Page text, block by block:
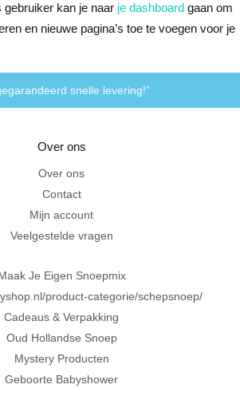
kan je naar je dashboard gaan om
en nieuwe pagina’s toe te voegen voor je
snelle levering!”
Al 20 jaar in Amersfoort
Over ons
Over ons
Contact
Mijn account
Veelgestelde vragen
Je Eigen Snoepmix
product-categorie/schepsnoep/
Cadeaus & Verpakking
Oud Hollandse Snoep
Mystery Producten
Geboorte Babyshower